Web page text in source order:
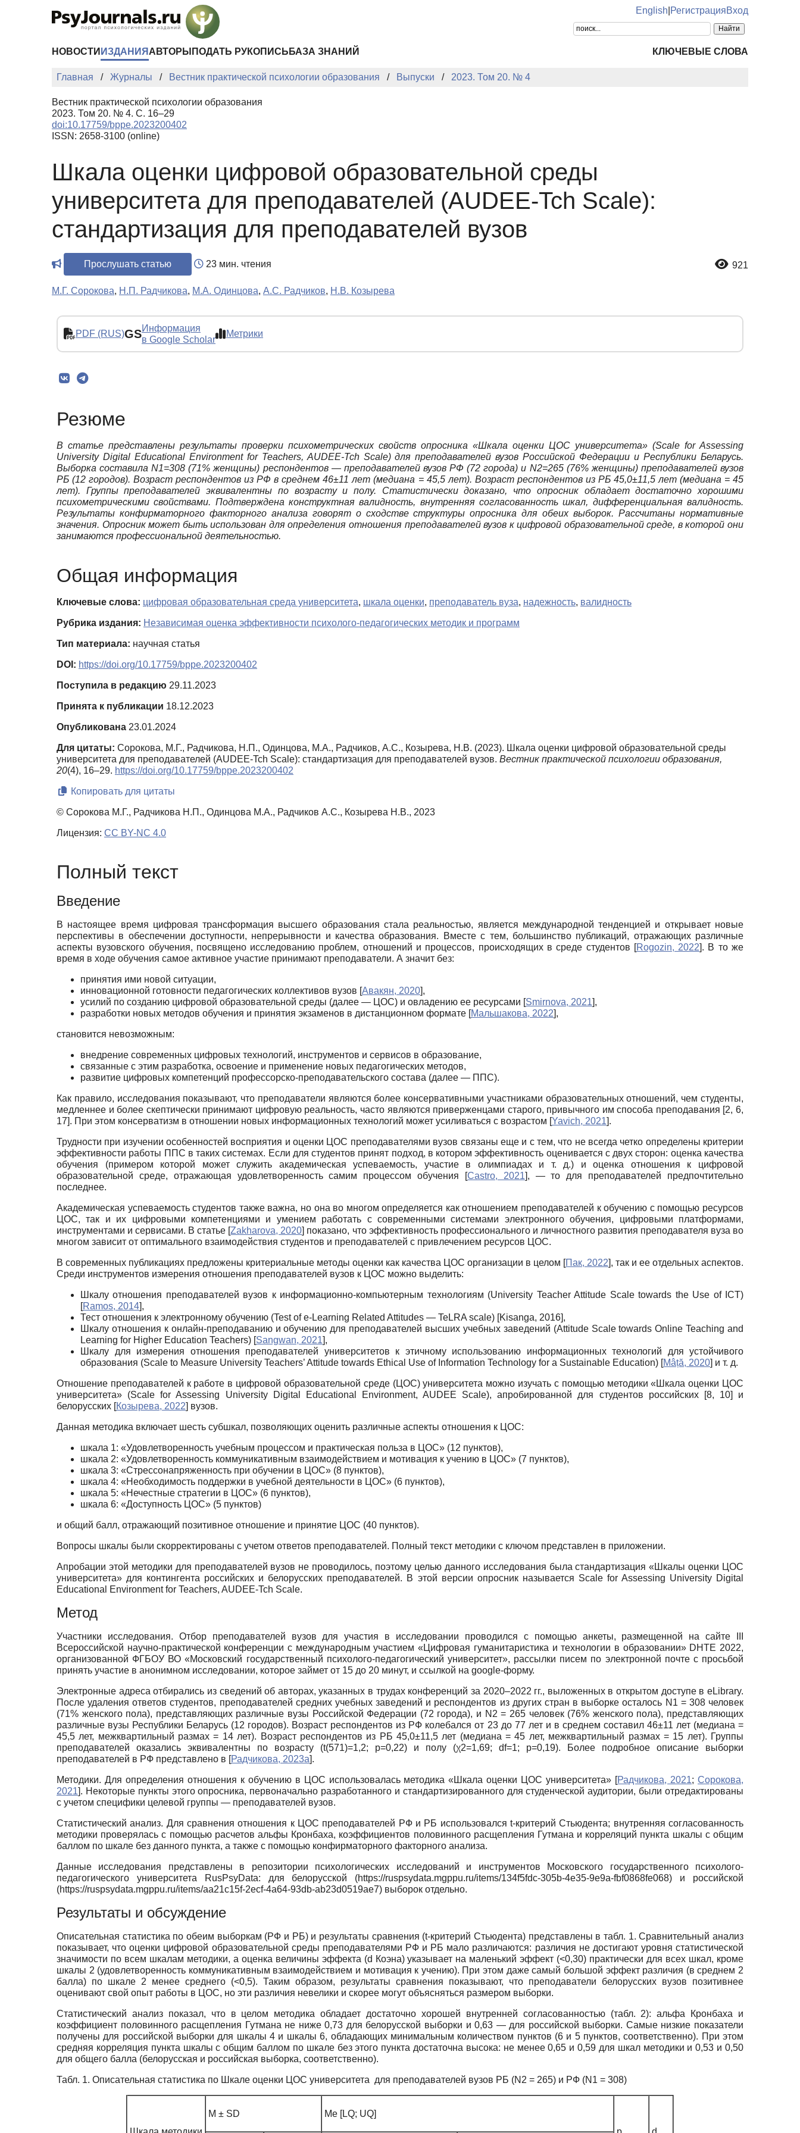
English РегистрацияВход
НОВОСТИ ИЗДАНИЯ АВТОРЫ ПОДАТЬ РУКОПИСЬ БАЗА ЗНАНИЙ КЛЮЧЕВЫЕ СЛОВА
Главная Журналы Вестник практической психологии образования Выпуски 2023. Том 20. № 4
Вестник практической психологии образования
2023. Том 20. № 4. С. 16–29
doi:10.17759/bppe.2023200402
ISSN: 2658-3100 (online)
Шкала оценки цифровой образовательной среды
университета для преподавателей (AUDEE-Tch Scale):
стандартизация для преподавателей вузов
Прослушать статью 23 мин. чтения 921
М.Г. Сорокова, Н.П. Радчикова, М.А. Одинцова, А.С. Радчиков, Н.В. Козырева
PDF (RUS)GSИнформация
в Google Scholar
Метрики
Резюме
В статье представлены результаты проверки психометрических свойств опросника «Шкала оценки ЦОС университета» (Scale for Assessing
University Digital Educational Environment for Teachers, AUDEE-Tch Scale) для преподавателей вузов Российской Федерации и Республики Беларусь.
Выборка составила N1=308 (71% женщины) респондентов — преподавателей вузов РФ (72 города) и N2=265 (76% женщины) преподавателей вузов
РБ (12 городов). Возраст респондентов из РФ в среднем 46±11 лет (медиана = 45,5 лет). Возраст респондентов из РБ 45,0±11,5 лет (медиана = 45
лет). Группы преподавателей эквивалентны по возрасту и полу. Статистически доказано, что опросник обладает достаточно хорошими
психометрическими свойствами. Подтверждена конструктная валидность, внутренняя согласованность шкал, дифференциальная валидность.
Результаты конфирматорного факторного анализа говорят о сходстве структуры опросника для обеих выборок. Рассчитаны нормативные
значения. Опросник может быть использован для определения отношения преподавателей вузов к цифровой образовательной среде, в которой они
занимаются профессиональной деятельностью.
Общая информация
Ключевые слова: цифровая образовательная среда университета, шкала оценки, преподаватель вуза, надежность, валидность
Рубрика издания: Независимая оценка эффективности психолого-педагогических методик и программ
Тип материала: научная статья
DOI: https://doi.org/10.17759/bppe.2023200402
Поступила в редакцию 29.11.2023
Принята к публикации 18.12.2023
Опубликована 23.01.2024
Для цитаты: Сорокова, М.Г., Радчикова, Н.П., Одинцова, М.А., Радчиков, А.С., Козырева, Н.В. (2023). Шкала оценки цифровой образовательной среды
университета для преподавателей (AUDEE-Tch Scale): стандартизация для преподавателей вузов. Вестник практической психологии образования,
20(4), 16–29. https://doi.org/10.17759/bppe.2023200402
Копировать для цитаты
© Сорокова М.Г., Радчикова Н.П., Одинцова М.А., Радчиков А.С., Козырева Н.В., 2023
Лицензия: CC BY-NC 4.0
Полный текст
Введение
В настоящее время цифровая трансформация высшего образования стала реальностью, является международной тенденцией и открывает новые
перспективы в обеспечении доступности, непрерывности и качества образования. Вместе с тем, большинство публикаций, отражающих различные
аспекты вузовского обучения, посвящено исследованию проблем, отношений и процессов, происходящих в среде студентов [Rogozin, 2022]. В то же
время в ходе обучения самое активное участие принимают преподаватели. А значит без:
принятия ими новой ситуации,
инновационной готовности педагогических коллективов вузов [Авакян, 2020],
усилий по созданию цифровой образовательной среды (далее — ЦОС) и овладению ее ресурсами [Smirnova, 2021],
разработки новых методов обучения и принятия экзаменов в дистанционном формате [Мальшакова, 2022],
становится невозможным:
внедрение современных цифровых технологий, инструментов и сервисов в образование,
связанные с этим разработка, освоение и применение новых педагогических методов,
развитие цифровых компетенций профессорско-преподавательского состава (далее — ППС).
Как правило, исследования показывают, что преподаватели являются более консервативными участниками образовательных отношений, чем студенты,
медленнее и более скептически принимают цифровую реальность, часто являются приверженцами старого, привычного им способа преподавания [2, 6,
17]. При этом консерватизм в отношении новых информационных технологий может усиливаться с возрастом [Yavich, 2021].
Трудности при изучении особенностей восприятия и оценки ЦОС преподавателями вузов связаны еще и с тем, что не всегда четко определены критерии
эффективности работы ППС в таких системах. Если для студентов принят подход, в котором эффективность оценивается с двух сторон: оценка качества
обучения (примером которой может служить академическая успеваемость, участие в олимпиадах и т. д.) и оценка отношения к цифровой
образовательной среде, отражающая удовлетворенность самим процессом обучения
[Castro, 2021], — то для преподавателей предпочтительно
последнее.
Академическая успеваемость студентов также важна, но она во многом определяется как отношением преподавателей к обучению с помощью ресурсов
ЦОС, так и их цифровыми компетенциями и умением работать с современными системами электронного обучения, цифровыми платформами,
инструментами и сервисами. В статье [Zakharova, 2020] показано, что эффективность профессионального и личностного развития преподавателя вуза во
многом зависит от оптимального взаимодействия студентов и преподавателей с привлечением ресурсов ЦОС.
В современных публикациях предложены критериальные методы оценки как качества ЦОС организации в целом [Пак, 2022], так и ее отдельных аспектов.
Среди инструментов измерения отношения преподавателей вузов к ЦОС можно выделить:
Шкалу отношения преподавателей вузов к информационно-компьютерным технологиям (University Teacher Attitude Scale towards the Use of ICT)
[Ramos, 2014],
Тест отношения к электронному обучению (Test of e-Learning Related Attitudes — TeLRA scale) [Kisanga, 2016],
Шкалу отношения к онлайн-преподаванию и обучению для преподавателей высших учебных заведений (Attitude Scale towards Online Teaching and
Learning for Higher Education Teachers) [Sangwan, 2021],
Шкалу для измерения отношения преподавателей университетов к этичному использованию информационных технологий для устойчивого
образования (Scale to Measure University Teachers’ Attitude towards Ethical Use of Information Technology for a Sustainable Education) [Mâță, 2020] и т. д.
Отношение преподавателей к работе в цифровой образовательной среде (ЦОС) университета можно изучать с помощью методики «Шкала оценки ЦОС
университета» (Scale for Assessing University Digital Educational Environment, AUDEE Scale), апробированной для студентов российских [8, 10] и
белорусских [Козырева, 2022] вузов.
Данная методика включает шесть субшкал, позволяющих оценить различные аспекты отношения к ЦОС:
шкала 1: «Удовлетворенность учебным процессом и практическая польза в ЦОС» (12 пунктов),
шкала 2: «Удовлетворенность коммуникативным взаимодействием и мотивация к учению в ЦОС» (7 пунктов),
шкала 3: «Стрессонапряженность при обучении в ЦОС» (8 пунктов),
шкала 4: «Необходимость поддержки в учебной деятельности в ЦОС» (6 пунктов),
шкала 5: «Нечестные стратегии в ЦОС» (6 пунктов),
шкала 6: «Доступность ЦОС» (5 пунктов)
и общий балл, отражающий позитивное отношение и принятие ЦОС (40 пунктов).
Вопросы шкалы были скорректированы с учетом ответов преподавателей. Полный текст методики с ключом представлен в приложении.
Апробации этой методики для преподавателей вузов не проводилось, поэтому целью данного исследования была стандартизация «Шкалы оценки ЦОС
университета» для контингента российских и белорусских преподавателей. В этой версии опросник называется Scale for Assessing University Digital
Educational Environment for Teachers, AUDEE-Tch Scale.
Метод
Участники исследования. Отбор преподавателей вузов для участия в исследовании проводился с помощью анкеты, размещенной на сайте III
Всероссийской научно-практической конференции с международным участием «Цифровая гуманитаристика и технологии в образовании» DHTE 2022,
организованной ФГБОУ ВО «Московский государственный психолого-педагогический университет», рассылки писем по электронной почте с просьбой
принять участие в анонимном исследовании, которое займет от 15 до 20 минут, и ссылкой на google-форму.
Электронные адреса отбирались из сведений об авторах, указанных в трудах конференций за 2020–2022 гг., выложенных в открытом доступе в eLibrary.
После удаления ответов студентов, преподавателей средних учебных заведений и респондентов из других стран в выборке осталось N1 = 308 человек
(71% женского пола), представляющих различные вузы Российской Федерации (72 города), и N2 = 265 человек (76% женского пола), представляющих
различные вузы Республики Беларусь (12 городов). Возраст респондентов из РФ колебался от 23 до 77 лет и в среднем составил 46±11 лет (медиана =
45,5 лет, межквартильный размах = 14 лет). Возраст респондентов из РБ 45,0±11,5 лет (медиана = 45 лет, межквартильный размах = 15 лет). Группы
преподавателей оказались эквивалентны по возрасту (t(571)=1,2; p=0,22) и полу (χ2=1,69; df=1; p=0,19). Более подробное описание выборки
преподавателей в РФ представлено в [Радчикова, 2023а].
Методики. Для определения отношения к обучению в ЦОС использовалась методика «Шкала оценки ЦОС университета» [Радчикова, 2021; Сорокова,
2021]. Некоторые пункты этого опросника, первоначально разработанного и стандартизированного для студенческой аудитории, были отредактированы
с учетом специфики целевой группы — преподавателей вузов.
Статистический анализ. Для сравнения отношения к ЦОС преподавателей РФ и РБ использовался t-критерий Стьюдента; внутренняя согласованность
методики проверялась с помощью расчетов альфы Кронбаха, коэффициентов половинного расщепления Гутмана и корреляций пункта шкалы с общим
баллом по шкале без данного пункта, а также с помощью конфирматорного факторного анализа.
Данные исследования представлены в репозитории психологических исследований и инструментов Московского государственного психолого-
педагогического университета RusPsyData: для белорусской (https://ruspsydata.mgppu.ru/items/134f5fdc-305b-4e35-9e9a-fbf0868fe068) и российской
(https://ruspsydata.mgppu.ru/items/aa21c15f-2ecf-4a64-93db-ab23d0519ae7) выборок отдельно.
Результаты и обсуждение
Описательная статистика по обеим выборкам (РФ и РБ) и результаты сравнения (t-критерий Стьюдента) представлены в табл. 1. Сравнительный анализ
показывает, что оценки цифровой образовательной среды преподавателями РФ и РБ мало различаются: различия не достигают уровня статистической
значимости по всем шкалам методики, а оценка величины эффекта (d Коэна) указывает на маленький эффект (<0,30) практически для всех шкал, кроме
шкалы 2 (удовлетворенность коммуникативным взаимодействием и мотивация к учению). При этом даже самый большой эффект различия (в среднем 2
балла) по шкале 2 менее среднего (<0,5). Таким образом, результаты сравнения показывают, что преподаватели белорусских вузов позитивнее
оценивают свой опыт работы в ЦОС, но эти различия невелики и скорее могут объясняться размером выборки.
Статистический анализ показал, что в целом методика обладает достаточно хорошей внутренней согласованностью (табл. 2): альфа Кронбаха и
коэффициент половинного расщепления Гутмана не ниже 0,73 для белорусской выборки и 0,63 — для российской выборки. Самые низкие показатели
получены для российской выборки для шкалы 4 и шкалы 6, обладающих минимальным количеством пунктов (6 и 5 пунктов, соответственно). При этом
средняя корреляция пункта шкалы с общим баллом по шкале без этого пункта достаточна высока: не менее 0,65 и 0,59 для шкал методики и 0,53 и 0,50
для общего балла (белорусская и российская выборка, соответственно).
Табл. 1. Описательная статистика по Шкале оценки ЦОС университета для преподавателей вузов РБ (N2 = 265) и РФ (N1 = 308)
M ± SD
Ме [LQ; UQ]